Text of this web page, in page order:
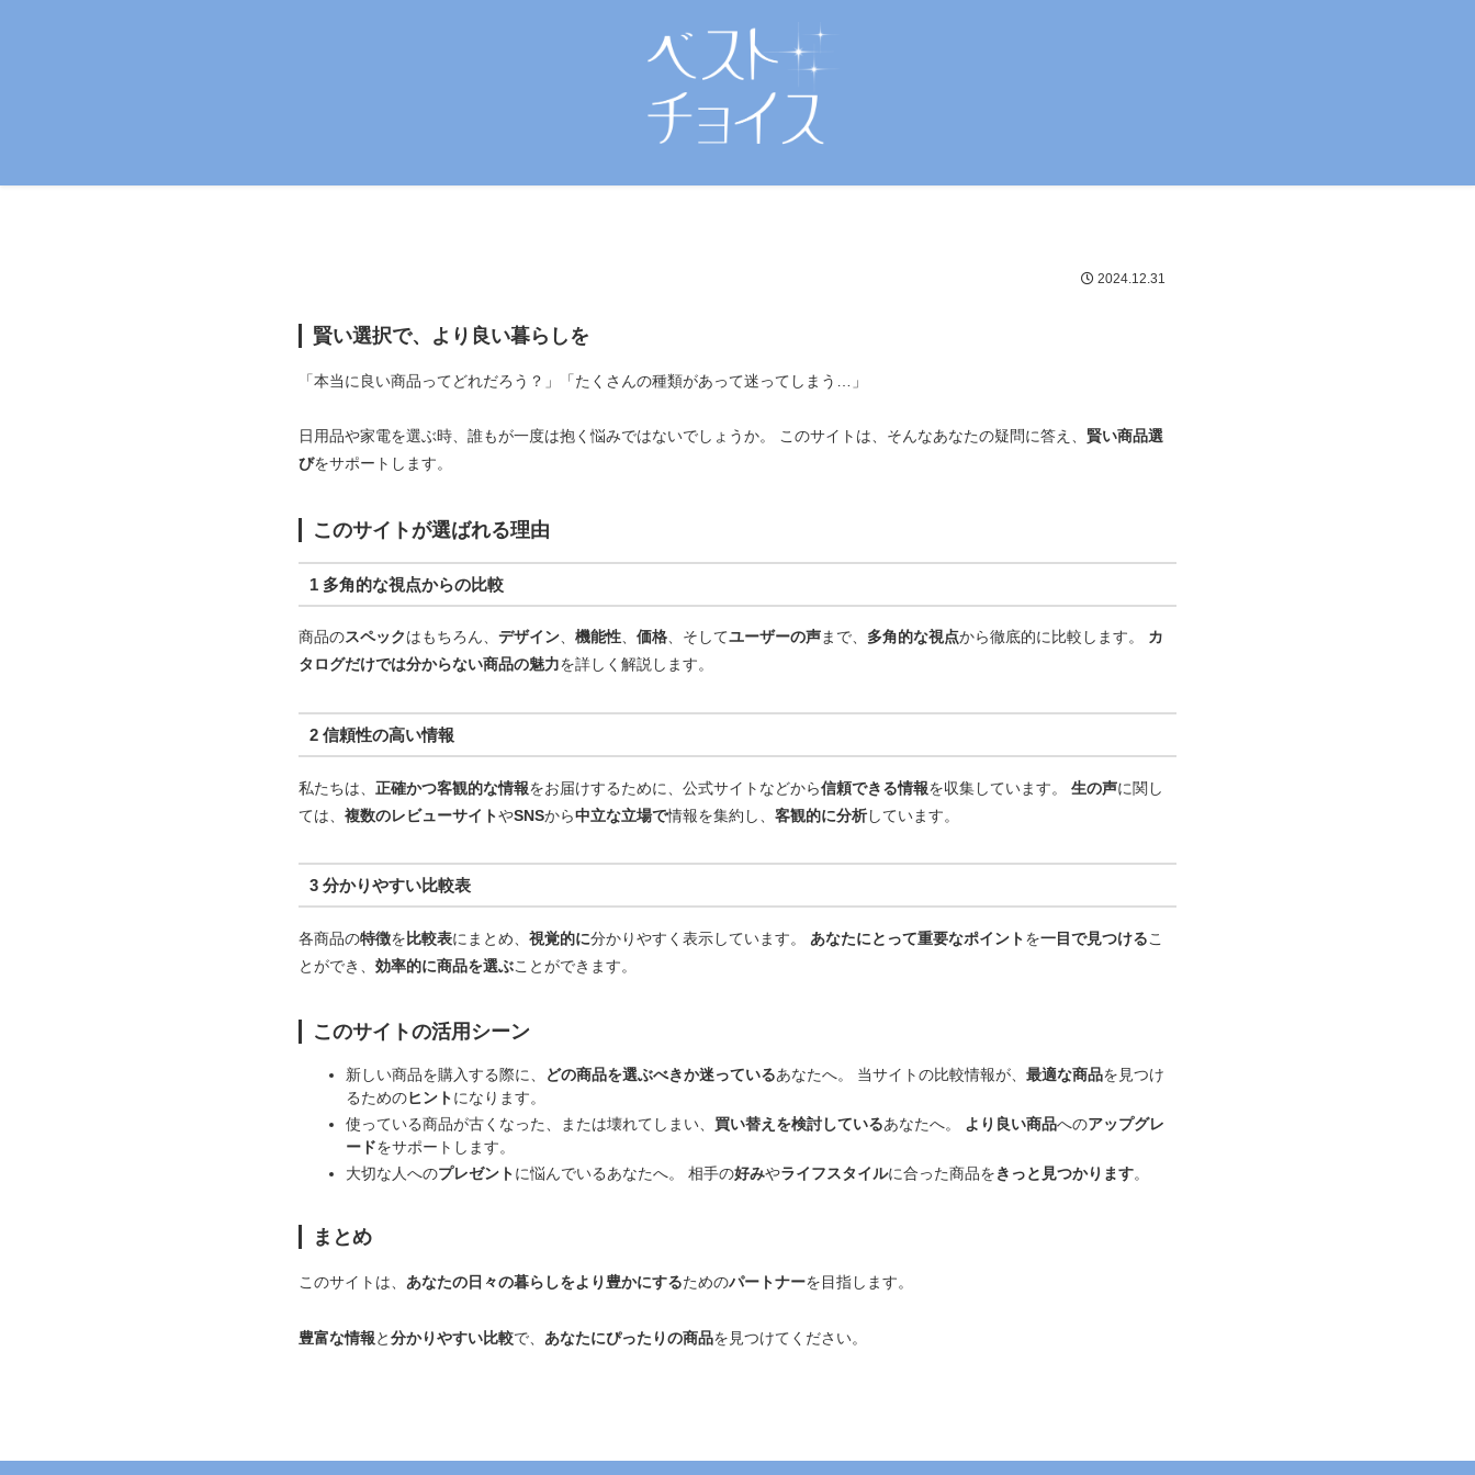
2024.12.31
賢い選択で、より良い暮らしを
「本当に良い商品ってどれだろう？」「たくさんの種類があって迷ってしまう…」
日用品や家電を選ぶ時、誰もが一度は抱く悩みではないでしょうか。 このサイトは、そんなあなたの疑問に答え、 賢い商品選
びをサポートします。
このサイトが選ばれる理由
1 多角的な視点からの比較
商品のスペックはもちろん、 デザイン、 機能性、 価格、そしてユーザーの声まで、 多角的な視点から徹底的に比較します。 カ
タログだけでは分からない商品の魅力を詳しく解説します。
2 信頼性の高い情報
私たちは、 正確かつ客観的な情報をお届けするために、公式サイトなどから信頼できる情報を収集しています。 生の声に関し
ては、 複数のレビューサイトやSNSから中立な立場で情報を集約し、 客観的に分析しています。
3 分かりやすい比較表
各商品の特徴を 比較表にまとめ、 視覚的に分かりやすく表示しています。 あなたにとって重要なポイントを一目で見つけるこ
とができ、 効率的に商品を選ぶことができます。
このサイトの活用シーン
新しい商品を購入する際に、 どの商品を選ぶべきか迷っているあなたへ。 当サイトの比較情報が、 最適な商品を見つけ
るためのヒントになります。
使っている商品が古くなった、または壊れてしまい、 買い替えを検討しているあなたへ。 より良い商品へのアップグレ
ードをサポートします。
大切な人へのプレゼントに悩んでいるあなたへ。 相手の好みやライフスタイルに合った商品をきっと見つかります。
まとめ
このサイトは、 あなたの日々の暮らしをより豊かにするためのパートナーを目指します。
豊富な情報と分かりやすい比較で、 あなたにぴったりの商品を見つけてください。